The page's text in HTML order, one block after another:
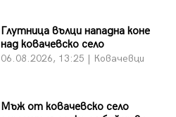
Глутница вълци нападна коне
над ковачевско село
06.08.2026, 13:25 | Ковачевци
Мъж от ковачевско село